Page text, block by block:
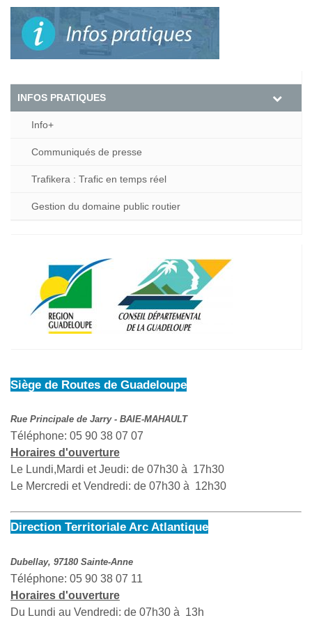
INFOS PRATIQUES
Info+
Communiqués de presse
Trafikera : Trafic en temps réel
Gestion du domaine public routier
Siège de Routes de Guadeloupe
Rue Principale de Jarry - BAIE-MAHAULT
Téléphone: 05 90 38 07 07
Horaires d'ouverture
Le Lundi,Mardi et Jeudi: de 07h30 à 17h30
Le Mercredi et Vendredi: de 07h30 à 12h30
Direction Territoriale Arc Atlantique
Dubellay, 97180 Sainte-Anne
Téléphone: 05 90 38 07 11
Horaires d'ouverture
Du Lundi au Vendredi: de 07h30 à 13h